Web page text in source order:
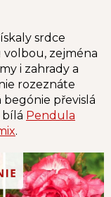
srdce
volbou, zejména
i zahrady a
rozeznáte
převislá
bílá Pendula
.